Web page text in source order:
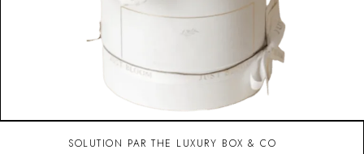
SOLUTION PAR THE LUXURY BOX & CO